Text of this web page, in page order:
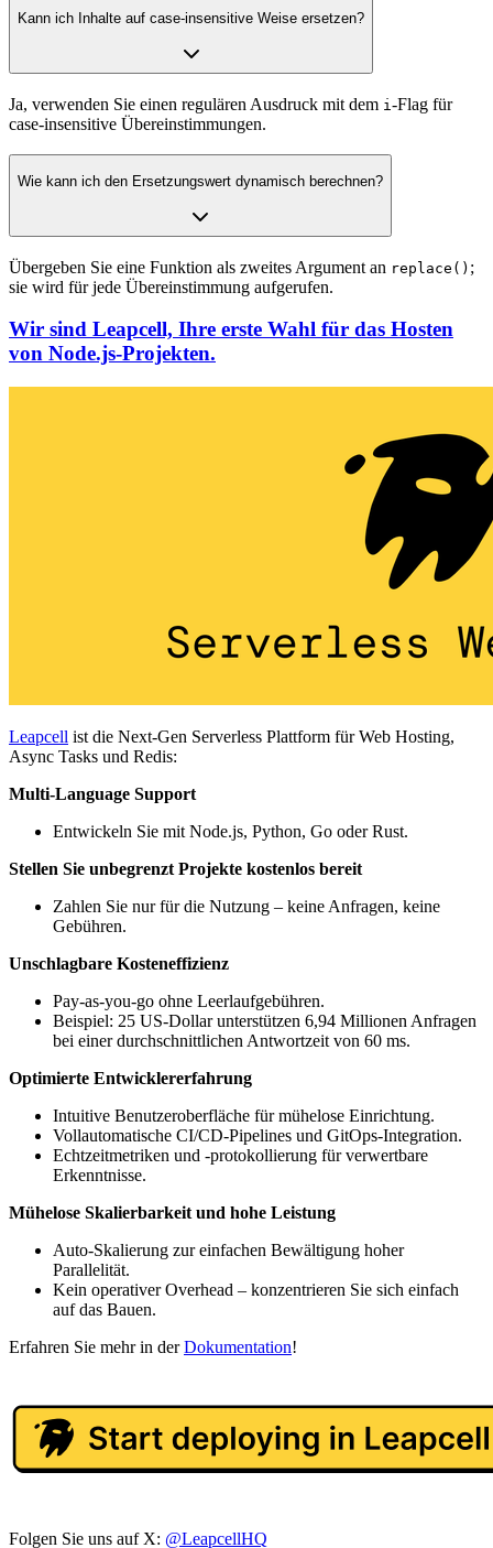
Kann ich Inhalte auf case-insensitive Weise ersetzen?
Ja, verwenden Sie einen regulären Ausdruck mit dem i -Flag für
case-insensitive Übereinstimmungen.
Wie kann ich den Ersetzungswert dynamisch berechnen?
Übergeben Sie eine Funktion als zweites Argument an replace() ;
sie wird für jede Übereinstimmung aufgerufen.
Wir sind Leapcell, Ihre erste Wahl für das Hosten
von Node.js-Projekten.
Leapcell ist die Next-Gen Serverless Plattform für Web Hosting,
Async Tasks und Redis:
Multi-Language Support
Entwickeln Sie mit Node.js, Python, Go oder Rust.
Stellen Sie unbegrenzt Projekte kostenlos bereit
Zahlen Sie nur für die Nutzung – keine Anfragen, keine
Gebühren.
Unschlagbare Kosteneffizienz
Pay-as-you-go ohne Leerlaufgebühren.
Beispiel: 25 US-Dollar unterstützen 6,94 Millionen Anfragen
bei einer durchschnittlichen Antwortzeit von 60 ms.
Optimierte Entwicklererfahrung
Intuitive Benutzeroberfläche für mühelose Einrichtung.
Vollautomatische CI/CD-Pipelines und GitOps-Integration.
Echtzeitmetriken und -protokollierung für verwertbare
Erkenntnisse.
Mühelose Skalierbarkeit und hohe Leistung
Auto-Skalierung zur einfachen Bewältigung hoher
Parallelität.
Kein operativer Overhead – konzentrieren Sie sich einfach
auf das Bauen.
Erfahren Sie mehr in derDokumentation!
Folgen Sie uns auf X: @LeapcellHQ